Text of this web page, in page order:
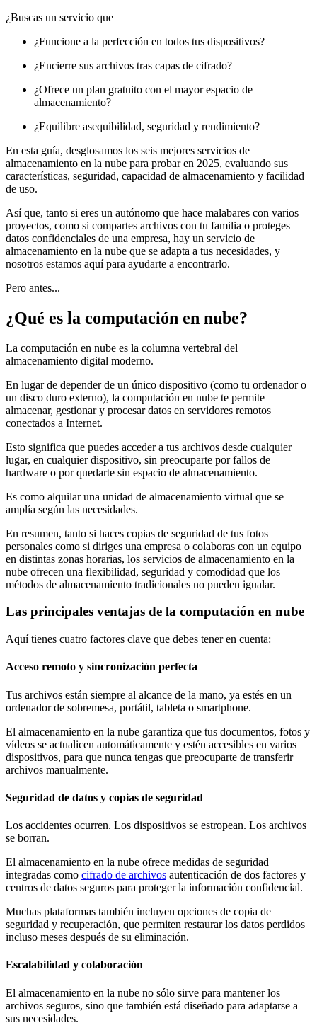
¿Buscas un servicio que
¿Funcione a la perfección en todos tus dispositivos?
¿Encierre sus archivos tras capas de cifrado?
¿Ofrece un plan gratuito con el mayor espacio de
almacenamiento?
¿Equilibre asequibilidad, seguridad y rendimiento?
En esta guía, desglosamos los seis mejores servicios de
almacenamiento en la nube para probar en 2025, evaluando sus
características, seguridad, capacidad de almacenamiento y facilidad
de uso.
Así que, tanto si eres un autónomo que hace malabares con varios
proyectos, como si compartes archivos con tu familia o proteges
datos confidenciales de una empresa, hay un servicio de
almacenamiento en la nube que se adapta a tus necesidades, y
nosotros estamos aquí para ayudarte a encontrarlo.
Pero antes...
¿Qué es la computación en nube?
La computación en nube es la columna vertebral del
almacenamiento digital moderno.
En lugar de depender de un único dispositivo (como tu ordenador o
un disco duro externo), la computación en nube te permite
almacenar, gestionar y procesar datos en servidores remotos
conectados a Internet.
Esto significa que puedes acceder a tus archivos desde cualquier
lugar, en cualquier dispositivo, sin preocuparte por fallos de
hardware o por quedarte sin espacio de almacenamiento.
Es como alquilar una unidad de almacenamiento virtual que se
amplía según las necesidades.
En resumen, tanto si haces copias de seguridad de tus fotos
personales como si diriges una empresa o colaboras con un equipo
en distintas zonas horarias, los servicios de almacenamiento en la
nube ofrecen una flexibilidad, seguridad y comodidad que los
métodos de almacenamiento tradicionales no pueden igualar.
Las principales ventajas de la computación en nube
Aquí tienes cuatro factores clave que debes tener en cuenta:
Acceso remoto y sincronización perfecta
Tus archivos están siempre al alcance de la mano, ya estés en un
ordenador de sobremesa, portátil, tableta o smartphone.
El almacenamiento en la nube garantiza que tus documentos, fotos y
vídeos se actualicen automáticamente y estén accesibles en varios
dispositivos, para que nunca tengas que preocuparte de transferir
archivos manualmente.
Seguridad de datos y copias de seguridad
Los accidentes ocurren. Los dispositivos se estropean. Los archivos
se borran.
El almacenamiento en la nube ofrece medidas de seguridad
integradas como cifrado de archivos autenticación de dos factores y
centros de datos seguros para proteger la información confidencial.
Muchas plataformas también incluyen opciones de copia de
seguridad y recuperación, que permiten restaurar los datos perdidos
incluso meses después de su eliminación.
Escalabilidad y colaboración
El almacenamiento en la nube no sólo sirve para mantener los
archivos seguros, sino que también está diseñado para adaptarse a
sus necesidades.